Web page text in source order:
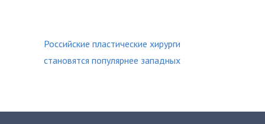
Российские пластические хирурги
становятся популярнее западных